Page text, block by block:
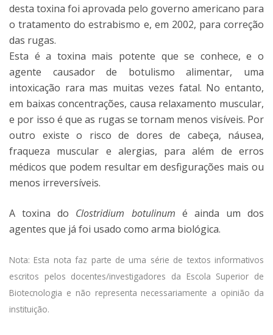
desta toxina foi aprovada pelo governo americano para
o tratamento do estrabismo e, em 2002, para correção
das rugas.
Esta é a toxina mais potente que se conhece, e o
agente causador de botulismo alimentar, uma
intoxicação rara mas muitas vezes fatal. No entanto,
em baixas concentrações, causa relaxamento muscular,
e por isso é que as rugas se tornam menos visíveis. Por
outro existe o risco de dores de cabeça, náusea,
fraqueza muscular e alergias, para além de erros
médicos que podem resultar em desfigurações mais ou
menos irreversíveis.
A toxina do Clostridium botulinum é ainda um dos
agentes que já foi usado como arma biológica.
Nota: Esta nota faz parte de uma série de textos informativos
escritos pelos docentes/investigadores da Escola Superior de
Biotecnologia e não representa necessariamente a opinião da
instituição.